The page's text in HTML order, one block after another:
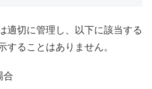
適切に管理し、以下に該当する
することはありません。
合